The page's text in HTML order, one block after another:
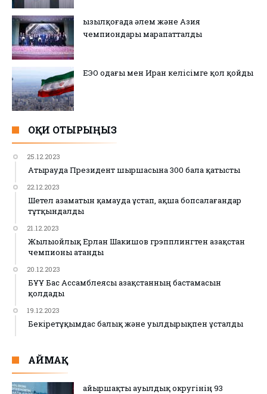
Қызылқоғада әлем және Азия
чемпиондары марапатталды
ЕЭО одағы мен Иран келісімге қол қойды
ОҚИ ОТЫРЫҢЫЗ
25.12.2023
Атырауда Президент шыршасына 300 бала қатысты
22.12.2023
Шетел азаматын қамауда ұстап, ақша бопсалағандар
тұтқындалды
21.12.2023
Жылыойлық Ерлан Шакишов грэпплингтен Қазақстан
чемпионы атанды
20.12.2023
БҰҰ Бас Ассамблеясы Қазақстанның бастамасын
қолдады
19.12.2023
Бекіретұқымдас балық және уылдырықпен ұсталды
АЙМАҚ
Қайыршақты ауылдық округінің 93